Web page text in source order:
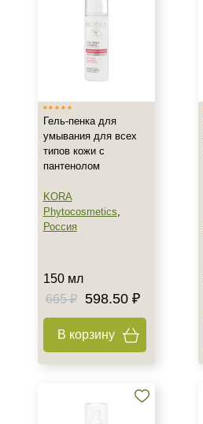
Корея
Россия
Показать еще
Тип товара
Гель
Гоммаж
Класс косметики
Домашняя
Профессиональная
Гель-пенка для
умывания для всех
типов кожи с
пантенолом
KORA
Phytocosmetics,
Россия
150 мл
665 ₽
598.50 ₽
В корзину